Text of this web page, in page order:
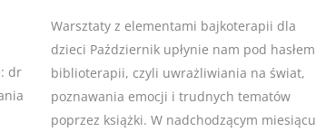
dr
Warsztaty z elementami bajkoterapii dla
dzieci Październik upłynie nam pod hasłem
biblioterapii, czyli uwrażliwiania na świat,
poznawania emocji i trudnych tematów
poprzez książki. W nadchodzącym miesiącu